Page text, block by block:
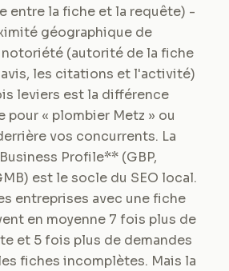
entre la fiche et la requête) -
géographique de
(autorité de la fiche
avis, les citations et l'activité)
leviers est la différence
pour « plombier Metz » ou
vos concurrents. La
Profile** (GBP,
est le socle du SEO local.
entreprises avec une fiche
en moyenne 7 fois plus de
et 5 fois plus de demandes
fiches incomplètes. Mais la